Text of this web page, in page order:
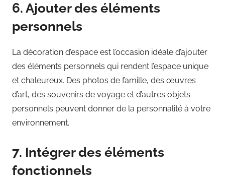
6. Ajouter des éléments
personnels
La décoration d’espace est l’occasion idéale d’ajouter
des éléments personnels qui rendent l’espace unique
et chaleureux. Des photos de famille, des œuvres
d’art, des souvenirs de voyage et d’autres objets
personnels peuvent donner de la personnalité à votre
environnement.
7. Intégrer des éléments
fonctionnels